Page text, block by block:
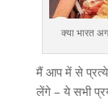
क्या भारत
मैं आप में से
लेंगे – ये सभी